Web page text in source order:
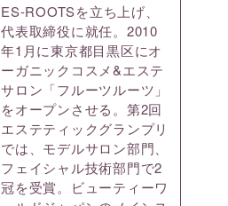
ES-ROOTSを立ち上げ、
代表取締役に就任。2010
年1月に東京都目黒区にオ
ーガニックコスメ&エステ
サロン「フルーツルーツ」
をオープンさせる。第2回
エステティックグランプリ
では、モデルサロン部門、
フェイシャル技術部門で2
冠を受賞。ビューティーワ